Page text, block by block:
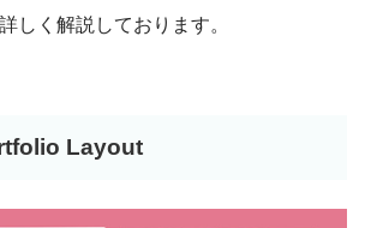
しく解説しております。
Layout